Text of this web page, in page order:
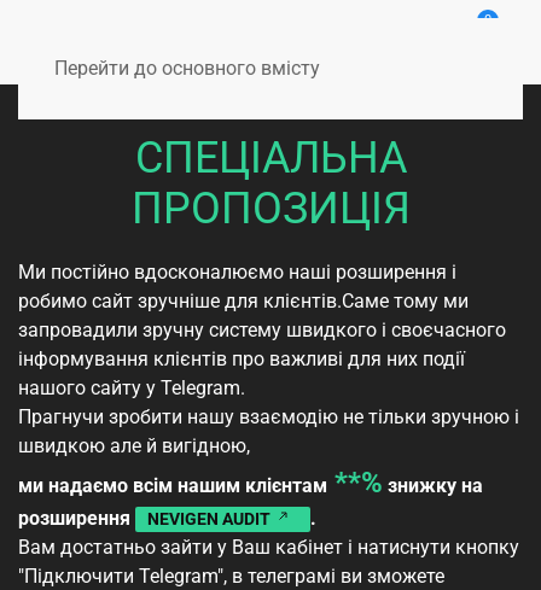
Перейти до основного вмісту
0
СПЕЦІАЛЬНА
ПРОПОЗИЦІЯ
Ми постійно вдосконалюємо наші розширення і
робимо сайт зручніше для клієнтів.Саме тому ми
запровадили зручну систему швидкого і своєчасного
інформування клієнтів про важливі для них події
нашого сайту у Telegram.
Прагнучи зробити нашу взаємодію не тільки зручною і
швидкою але й вигідною,
ми надаємо всім нашим клієнтам **% знижку на
розширення
NEVIGEN AUDIT
.
Вам достатньо зайти у Ваш кабінет і натиснути кнопку
"Підключити Telegram", в телеграмі ви зможете